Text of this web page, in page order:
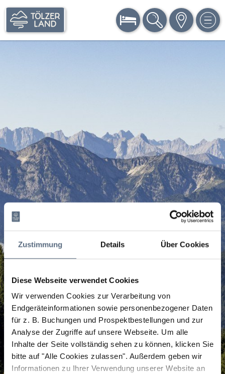
Zustimmung Details Über Cookies
Diese Webseite verwendet Cookies
Wir verwenden Cookies zur Verarbeitung von
Endgeräteinformationen sowie personenbezogener Daten
für z. B. Buchungen und Prospektbestellungen und zur
Analyse der Zugriffe auf unsere Webseite. Um alle
Inhalte der Seite vollständig sehen zu können, klicken Sie
bitte auf "Alle Cookies zulassen". Außerdem geben wir
Informationen zu Ihrer Verwendung unserer Website an
BUCHEN SUCHE KARTE MENÜ